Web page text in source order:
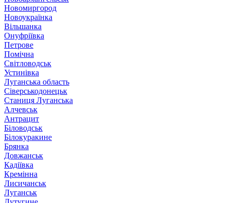
Новомиргород
Новоукраїнка
Вільшанка
Онуфріївка
Петрове
Помічна
Світловодськ
Устинівка
Луганська область
Сіверськодонецьк
Станиця Луганська
Алчевськ
Антрацит
Біловодськ
Білокуракине
Брянка
Довжанськ
Кадіївка
Кремінна
Лисичанськ
Луганськ